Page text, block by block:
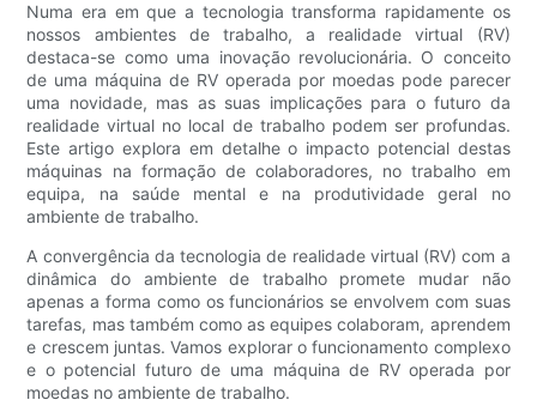
Numa era em que a tecnologia transforma rapidamente os
nossos ambientes de trabalho, a realidade virtual (RV)
destaca-se como uma inovação revolucionária. O conceito
de uma máquina de RV operada por moedas pode parecer
uma novidade, mas as suas implicações para o futuro da
realidade virtual no local de trabalho podem ser profundas.
Este artigo explora em detalhe o impacto potencial destas
máquinas na formação de colaboradores, no trabalho em
equipa, na saúde mental e na produtividade geral no
ambiente de trabalho.
A convergência da tecnologia de realidade virtual (RV) com a
dinâmica do ambiente de trabalho promete mudar não
apenas a forma como os funcionários se envolvem com suas
tarefas, mas também como as equipes colaboram, aprendem
e crescem juntas. Vamos explorar o funcionamento complexo
e o potencial futuro de uma máquina de RV operada por
moedas no ambiente de trabalho.